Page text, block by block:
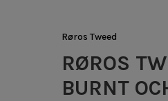
Røros Tweed
RØROS
BURNT